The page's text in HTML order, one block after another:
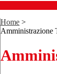
Home >
Amministrazione